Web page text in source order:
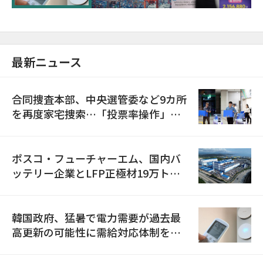
最新ニュース
合同捜査本部、中央選管委など9カ所
を再度家宅捜索…「投票率操作」の
ポスコ・フューチャーエム、国内バ
ッテリー企業とLFP正極材19万トン
韓国政府、猛暑で電力需要が過去最
高更新の可能性に需給対応体制を点